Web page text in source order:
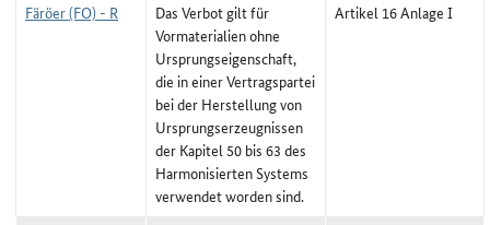
Färöer (FO) - R
Das Verbot gilt für
Vormaterialien ohne
Ursprungseigenschaft,
die in einer Vertragspartei
bei der Herstellung von
Ursprungserzeugnissen
der Kapitel 50 bis 63 des
Harmonisierten Systems
verwendet worden sind.
Artikel 16 Anlage I